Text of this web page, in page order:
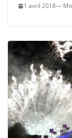
1 avril 2018